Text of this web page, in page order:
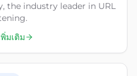
the industry leader in URL
มเติม